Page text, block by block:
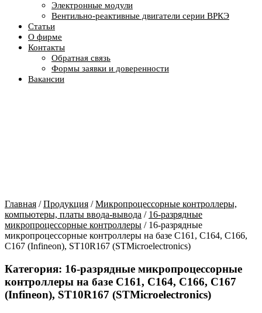
Электронные модули
Вентильно-реактивные двигатели серии ВРКЭ
Статьи
О фирме
Контакты
Обратная связь
Формы заявки и доверенности
Вакансии
Главная /Продукция /Микропроцессорные контроллеры,
компьютеры, платы ввода-вывода / 16-разрядные
микропроцессорные контроллеры / 16-разрядные
микропроцессорные контроллеры на базе C161, C164, C166,
C167 (Infineon), ST10R167 (STMicroelectronics)
Категория: 16-разрядные микропроцессорные
контроллеры на базе C161, C164, C166, C167
(Infineon), ST10R167 (STMicroelectronics)